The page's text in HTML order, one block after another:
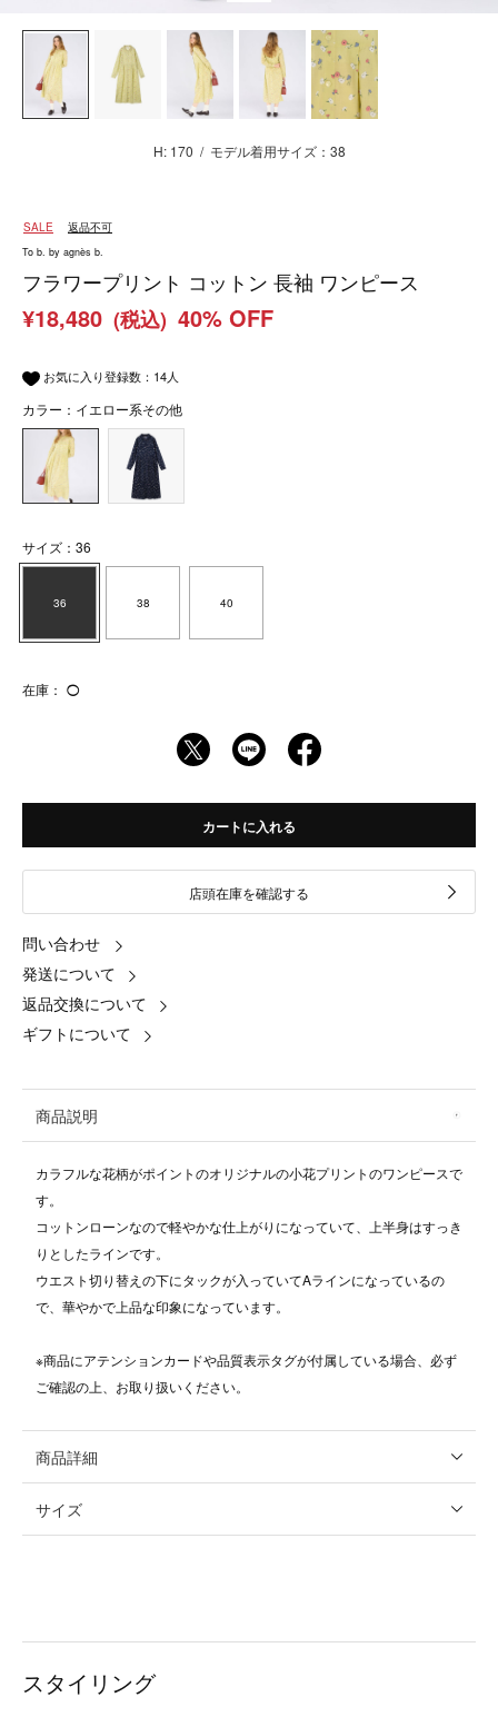
H: 170 / モデル着用サイズ：38
SALE 返品不可
To b. by agnès b.
フラワープリント コットン 長袖 ワンピース
¥18,480 (税込) 40% OFF
お気に入り登録数： 14人
カラー：イエロー系その他
サイズ：36
36 38 40
在庫： ◯
カートに入れる
店頭在庫を確認する
問い合わせ
発送について
返品交換について
ギフトについて
商品説明
カラフルな花柄がポイントのオリジナルの小花プリントのワンピースで
す。
コットンローンなので軽やかな仕上がりになっていて、上半身はすっき
りとしたラインです。
ウエスト切り替えの下にタックが入っていてAラインになっているの
で、華やかで上品な印象になっています。
※商品にアテンションカードや品質表示タグが付属している場合、必ず
ご確認の上、お取り扱いください。
商品詳細
サイズ
スタイリング